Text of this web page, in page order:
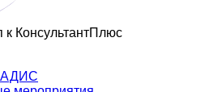
к КонсультантПлюс